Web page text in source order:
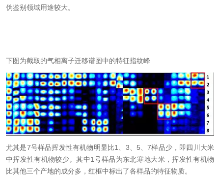
伪鉴别领域用途较大。
下图为截取的气相离子迁移谱图中的特征指纹峰
尤其是7号样品挥发性有机物明显比1 3 5 、7样品少，即四川大米
中挥发性有机物较少。其中1号样品为东北寒地大米，挥发性有机物
比其他三个产地的成分多，红框中标出了各样品的特征物质。